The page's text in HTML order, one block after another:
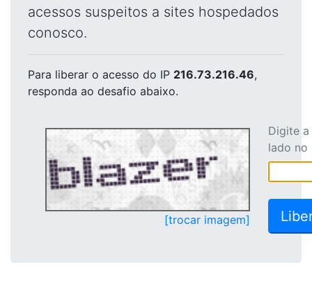
acessos suspeitos a sites hospedados
conosco.
Para liberar o acesso do IP 216.73.216.46,
responda ao desafio abaixo.
[trocar imagem]
Digite
lado no